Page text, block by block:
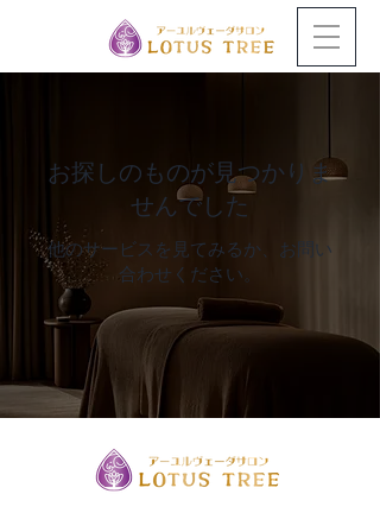
お探しのものが見つかりま
せんでした
他のサービスを見てみるか、お問い
合わせください。